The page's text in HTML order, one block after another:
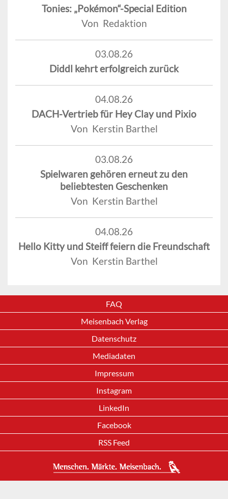
Tonies: „Pokémon“-Special Edition
Von Redaktion
03.08.26
Diddl kehrt erfolgreich zurück
04.08.26
DACH-Vertrieb für Hey Clay und Pixio
Von Kerstin Barthel
03.08.26
Spielwaren gehören erneut zu den
beliebtesten Geschenken
Von Kerstin Barthel
04.08.26
Hello Kitty und Steiff feiern die Freundschaft
Von Kerstin Barthel
FAQ
Meisenbach Verlag
Datenschutz
Mediadaten
Impressum
Instagram
LinkedIn
Facebook
RSS Feed